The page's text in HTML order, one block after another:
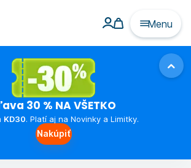
Menu
30 % NA VŠETKO
KD30. Platí aj na Novinky a Limitky.
Nakúpiť